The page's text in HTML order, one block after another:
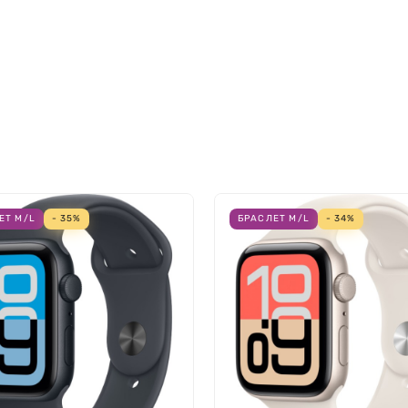
идеальной посадки и исключительного комфорта.
звука на профессиональном уровне. Оформите заказ
M/L - 35% БРАСЛЕТ M/L - 34%